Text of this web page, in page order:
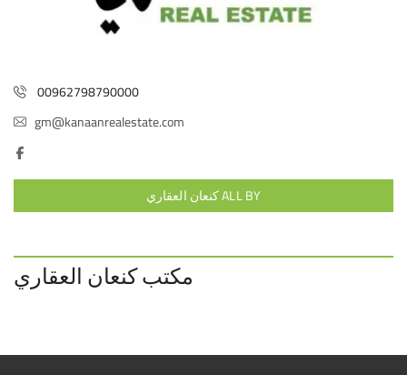
00962798790000
gm@kanaanrealestate.com
ALL BY كنعان العقاري
مكتب كنعان العقاري